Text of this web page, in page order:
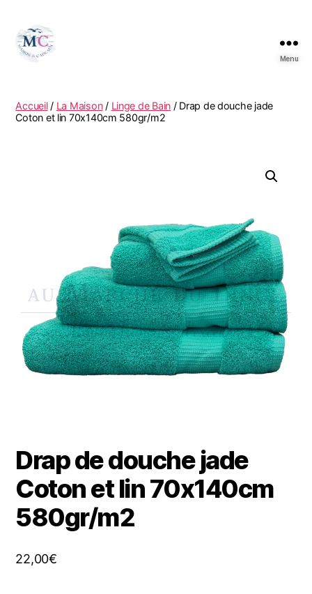
Menu
Accueil/ La Maison/ Linge de Bain / Drap de douche jade
Coton et lin 70x140cm 580gr/m2
Drap de douche jade
Coton et lin 70x140cm
580gr/m2
22,00€